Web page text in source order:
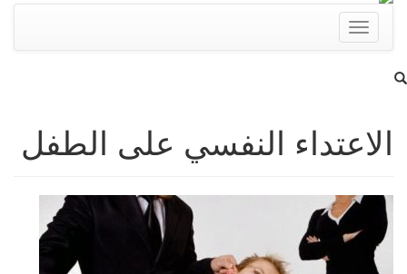
Toggle
navigation
الاعتداء النفسي على الطفل